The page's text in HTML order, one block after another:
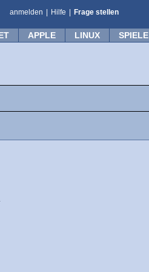
anmelden Hilfe Frage stellen
APPLE LINUX SPIELE